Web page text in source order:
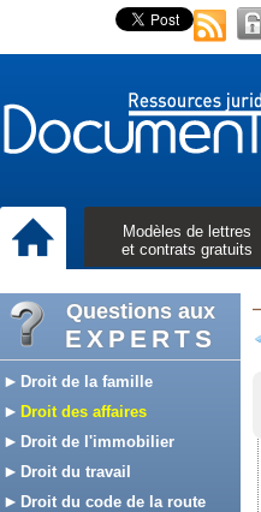
Modèles de lettres
et contrats gratuits
Questions aux
EXPERTS
Droit de la famille
Droit des affaires
Droit de l'immobilier
Droit du travail
Droit du code de la route